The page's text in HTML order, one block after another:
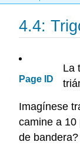
4.4:
Page ID
La
Imagínese
camine a 10
de bandera?